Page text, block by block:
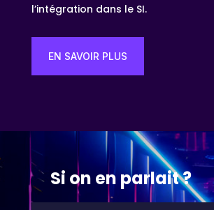
l’intégration dans le SI.
EN SAVOIR PLUS
Si on en parlait ?